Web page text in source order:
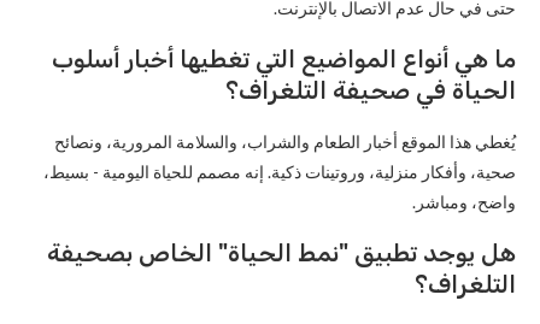
حتى في حال عدم الاتصال بالإنترنت.
ما هي أنواع المواضيع التي تغطيها أخبار أسلوب
الحياة في صحيفة التلغراف؟
يُغطي هذا الموقع أخبار الطعام والشراب، والسلامة المرورية، ونصائح
صحية، وأفكار منزلية، وروتينات ذكية. إنه مصمم للحياة اليومية - بسيط،
واضح، ومباشر.
هل يوجد تطبيق "نمط الحياة" الخاص بصحيفة
التلغراف؟